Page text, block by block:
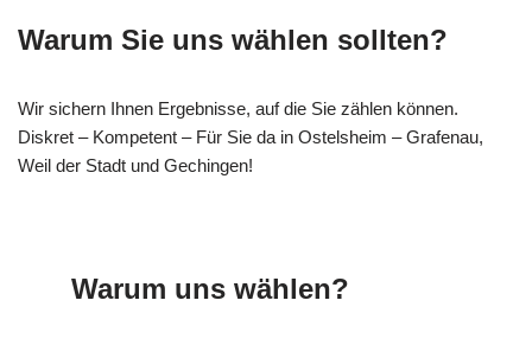
Warum Sie uns wählen sollten?
Wir sichern Ihnen Ergebnisse, auf die Sie zählen können.
Diskret – Kompetent – Für Sie da in Ostelsheim – Grafenau,
Weil der Stadt und Gechingen!
Warum uns wählen?